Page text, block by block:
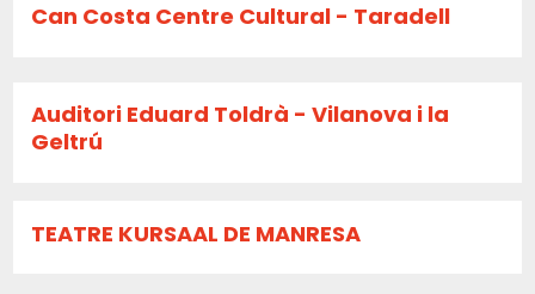
Can Costa Centre Cultural - Taradell
Auditori Eduard Toldrà - Vilanova i la
Geltrú
TEATRE KURSAAL DE MANRESA